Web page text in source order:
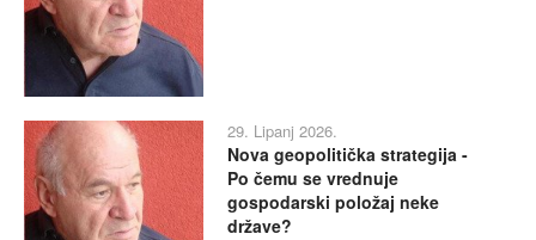
29. Lipanj 2026.
Nova geopolitička strategija -
Po čemu se vrednuje
gospodarski položaj neke
države?